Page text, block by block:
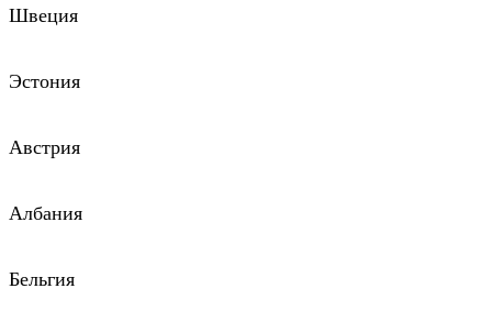
Швеция
Эстония
Австрия
Албания
Бельгия